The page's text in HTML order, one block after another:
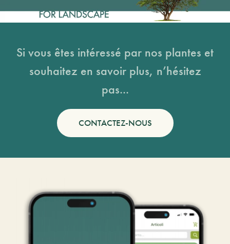
Si vous êtes intéressé par nos plantes et
souhaitez en savoir plus, n’hésitez
pas...
CONTACTEZ-NOUS